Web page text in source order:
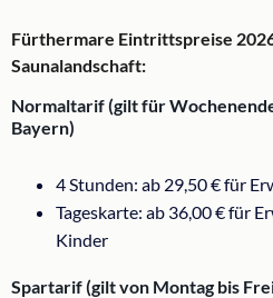
Fürthermare Eintrittspreise
Saunalandschaft:
Normaltarif (gilt für
Bayern)
4 Stunden: ab 29,50 € für
Tageskarte: ab 36,00 € für
Kinder
Spartarif (gilt von Montag bis